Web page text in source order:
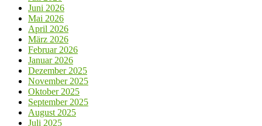
Juni 2026
Mai 2026
April 2026
März 2026
Februar 2026
Januar 2026
Dezember 2025
November 2025
Oktober 2025
September 2025
August 2025
Juli 2025